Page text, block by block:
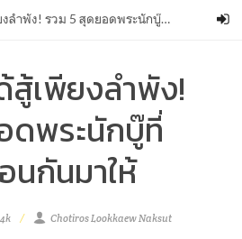
พระไทยไม่ได้สู้เพียงลำพัง! รวม 5 สุดยอดพระนักบู๊ที่พร้อมสู้เหมือนกันมาให้
สู้เพียงลำพัง!
ดพระนักบู๊ที่
นกันมาให้
Chotiros Lookkaew Naksut